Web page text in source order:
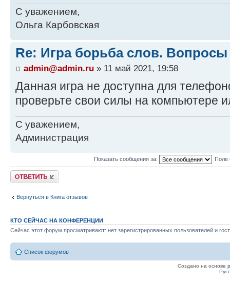
С уважением,
Ольга Карбовская
Re: Игра борьба слов.
admin@admin.ru » 11 май 2021, 19:58
Данная игра не доступна для
проверьте свои силы на компьютере
С уважением,
Администрация
Показать сообщения за: Поле
Ответить
Вернуться в Книга отзывов
КТО СЕЙЧАС НА КОНФЕРЕНЦИИ
Сейчас этот форум просматривают: нет зарегистрированных пользователей и
Список форумов
Создано на основе